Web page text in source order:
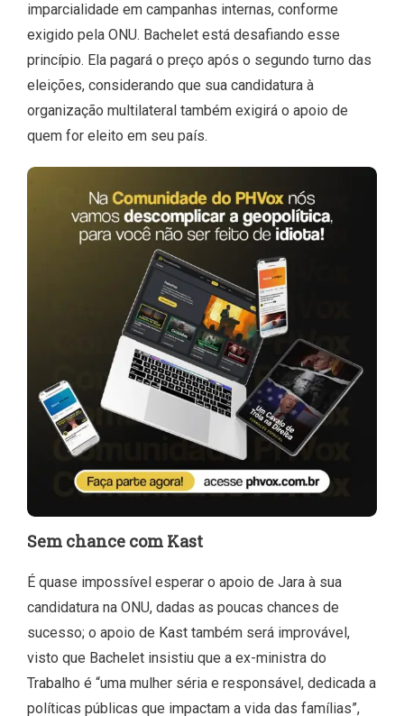
imparcialidade em campanhas internas, conforme
exigido pela ONU. Bachelet está desafiando esse
princípio. Ela pagará o preço após o segundo turno das
eleições, considerando que sua candidatura à
organização multilateral também exigirá o apoio de
quem for eleito em seu país.
Sem chance com Kast
É quase impossível esperar o apoio de Jara à sua
candidatura na ONU, dadas as poucas chances de
sucesso; o apoio de Kast também será improvável,
visto que Bachelet insistiu que a ex-ministra do
Trabalho é “uma mulher séria e responsável, dedicada a
políticas públicas que impactam a vida das famílias”,